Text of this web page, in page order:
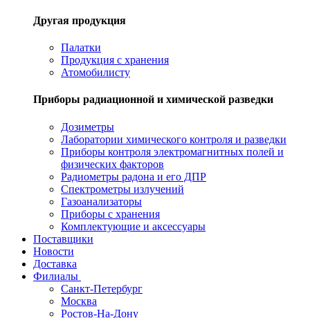
Другая продукция
Палатки
Продукция с хранения
Атомобилисту
Приборы радиационной и химической разведки
Дозиметры
Лаборатории химического контроля и разведки
Приборы контроля электромагнитных полей и
физических факторов
Радиометры радона и его ДПР
Спектрометры излучений
Газоанализаторы
Приборы с хранения
Комплектующие и аксессуары
Поставщики
Новости
Доставка
Филиалы
Санкт-Петербург
Москва
Ростов-На-Дону